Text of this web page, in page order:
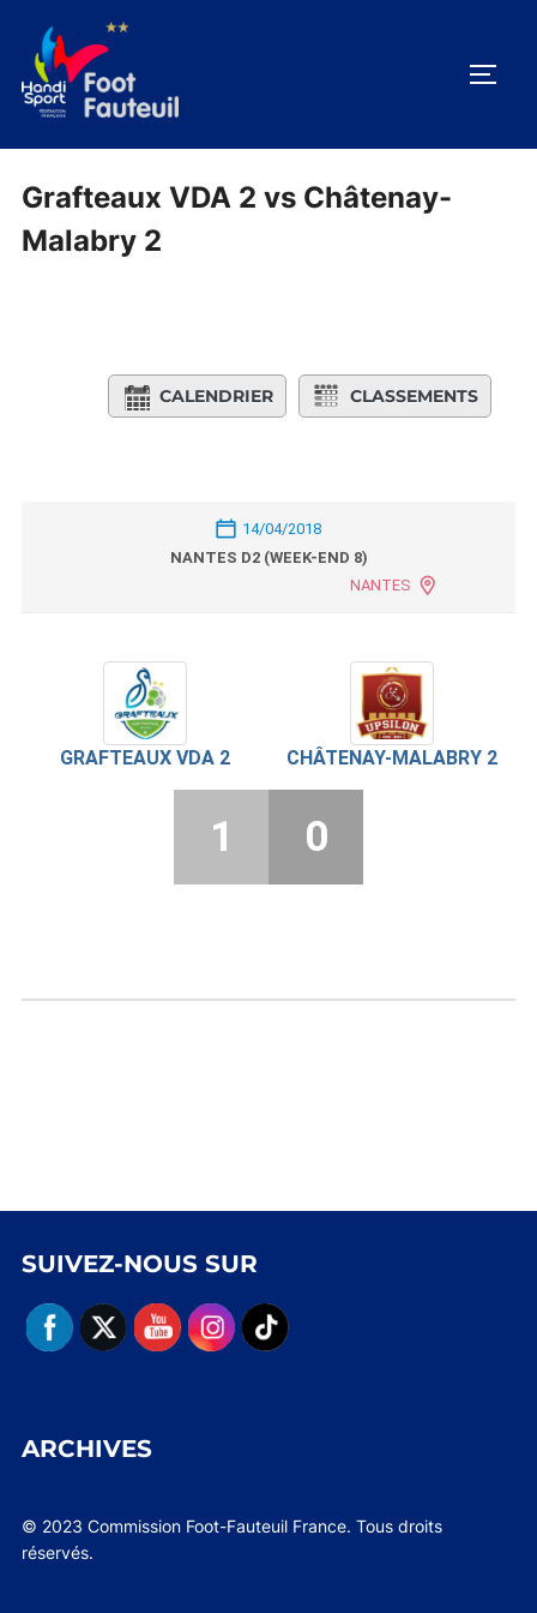
contenu
Grafteaux VDA 2 vs Châtenay-
Malabry 2
CALENDRIER CLASSEMENTS
14/04/2018
NANTES D2 (WEEK-END 8)
NANTES
GRAFTEAUX VDA 2 CHÂTENAY-MALABRY 2
1 0
SUIVEZ-NOUS SUR
ARCHIVES
© 2023 Commission Foot-Fauteuil France. Tous droits
réservés.